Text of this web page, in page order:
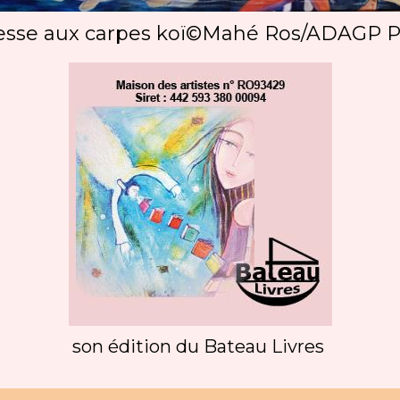
aux carpes koï©Mahé Ros/ADAGP
son édition du Bateau Livres